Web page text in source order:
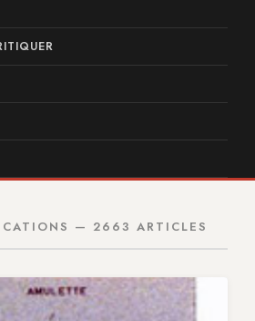
— 2663 ARTICLES